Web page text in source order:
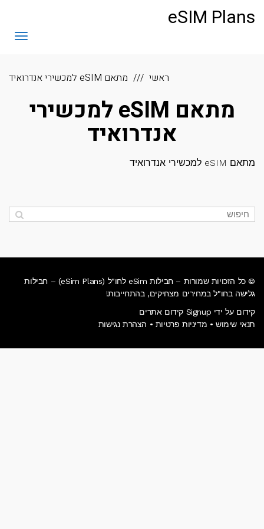
eSIM Plans
ראשי מתאם eSIM למכשירי אנדרואיד
מתאם eSIM למכשירי
אנדרואיד
מתאם eSIM למכשירי אנדרואיד
© כל הזכויות שמורות – חבילות eSim לחו"ל (eSim Plans) – חבילות
גלישה בחו"ל במחירים מצחיקים, בהתחייבות!
קידום על ידי Signup קידום אתרים
תנאי שימוש • מדיניות פרטיות • הצהרת נגישות